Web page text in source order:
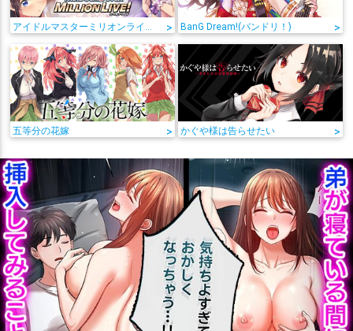
> BanG Dream!(バンドリ！) >
五等分の花嫁 > かぐや様は告らせたい >